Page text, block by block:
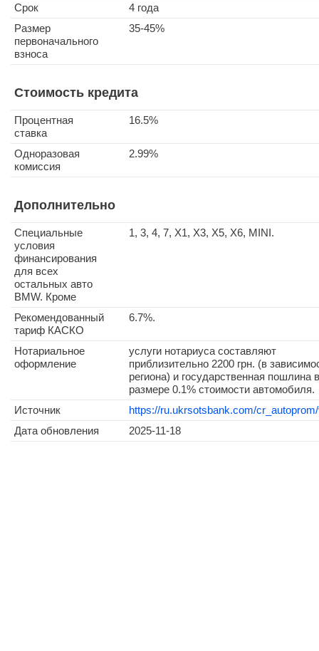
Срок
4 года
Размер
первоначального
взноса
35-45%
Стоимость кредита
Процентная
ставка
16.5%
Одноразовая
комиссия
2.99%
Дополнительно
Специальные
условия
финансирования
для всех
остальных авто
BMW. Кроме
1, 3, 4, 7, X1, X3, X5, X6, MINI.
Рекомендованный
тариф КАСКО
6.7%.
Нотариальное
оформление
услуги нотариуса составляют
приблизительно 2200 грн. (в
региона) и государственная пошлина в
размере 0.1% стоимости автомобиля.
Источник
https://ru.ukrsotsbank.com/
Дата обновления
2025-11-18